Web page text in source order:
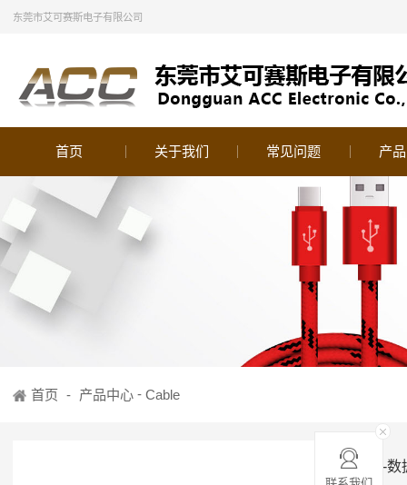
东莞市艾可赛斯电子有限公司
首页 关于我们 常见问题 产
首页 - 产品中心- Cable
ACC-数